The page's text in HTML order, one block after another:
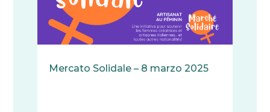
Mercato Solidale – 8 marzo 2025